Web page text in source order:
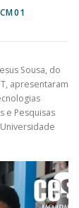
Sousa, do
apresentaram
e Pesquisas
Universidade